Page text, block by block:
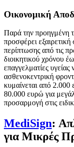
Οικονομική
Παρά την προηγμένη
προσφέρει
περίπτωσης από τις
διοικητικού χρόνου
επαγγελματίες
ασθενοκεντρική
κυμαίνεται από 2.000
80.000 ευρώ για
προσαρμογή στις
MediSign:
για Μικρές